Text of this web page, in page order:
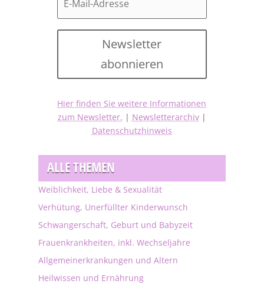
Newsletter
abonnieren
Hier finden Sie weitere Informationen
zum Newsletter. | Newsletterarchiv|
Datenschutzhinweis
ALLE THEMEN
Weiblichkeit, Liebe & Sexualität
Verhütung, Unerfüllter Kinderwunsch
Schwangerschaft, Geburt und Babyzeit
Frauenkrankheiten, inkl. Wechseljahre
Allgemeinerkrankungen und Altern
Heilwissen und Ernährung